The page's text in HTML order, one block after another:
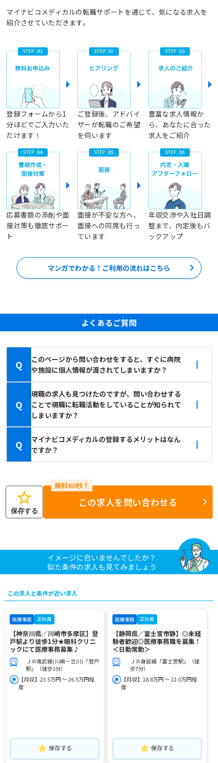
マイナビコメディカルの転職サポートを通じて、気になる求人を
紹介させていただきます。
登録フォームから1
分ほどでご入力いた
だけます！
ご登録後、アドバイ
ザーが転職のご希望
を伺います
豊富な求人情報か
ら、あなたに合った
求人をご紹介
応募書類の添削や面
接対策も徹底サポー
ト
面接が不安な方へ、
面接への同席も行っ
ています
年収交渉や入社日調
整まで、内定後もバ
ックアップ
マンガでわかる！ご利用の流れはこちら
よくあるご質問
Q
このページから問い合わせをすると、すぐに病院
や施設に個人情報が渡されてしまいますか？
Q
現職の求人も見つけたのですが、問い合わせする
ことで現職に転職活動をしていることが知られて
しまいますか？
Q
マイナビコメディカルの登録するメリットはなん
ですか？
star
保存する
この求人を問い合わせる
イメージに合いませんでしたか？
似た条件の求人も見てみましょう
この求人と条件が近い求人
医療事務 正社員
【神奈川県／川崎市多摩区】登
戸駅より徒歩1分★眼科クリニ
ックにて医療事務募集♪
ＪＲ南武線(川崎－立川)「登戸
駅」（徒歩1分）
【月収】23.5万円 ～ 26.5万円程
度
保存する
医療事務 正社員
【静岡県／富士宮市静】◎未経
験者歓迎◎医療事務職を募集！
＜日勤常勤＞
ＪＲ身延線「富士宮駅」（徒
歩7分）
【月収】18.8万円 ～ 22.0万円程
度
保存する